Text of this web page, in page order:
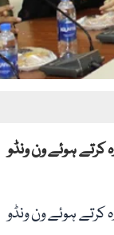
ہوئے ون ونڈو
ہوئے ون ونڈو